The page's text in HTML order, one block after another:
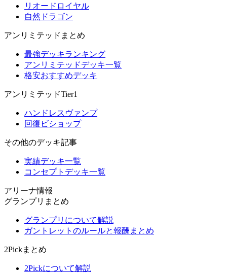
リオードロイヤル
自然ドラゴン
アンリミテッドまとめ
最強デッキランキング
アンリミテッドデッキ一覧
格安おすすめデッキ
アンリミテッドTier1
ハンドレスヴァンプ
回復ビショップ
その他のデッキ記事
実績デッキ一覧
コンセプトデッキ一覧
アリーナ情報
グランプリまとめ
グランプリについて解説
ガントレットのルールと報酬まとめ
2Pickまとめ
2Pickについて解説